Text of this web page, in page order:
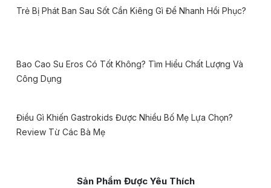
Trẻ Bị Phát Ban Sau Sốt Cần Kiêng Gì Để Nhanh Hồi Phục?
Bao Cao Su Eros Có Tốt Không? Tìm Hiểu Chất Lượng Và
Công Dụng
Điều Gì Khiến Gastrokids Được Nhiều Bố Mẹ Lựa Chọn?
Review Từ Các Bà Mẹ
Sản Phẩm Được Yêu Thích